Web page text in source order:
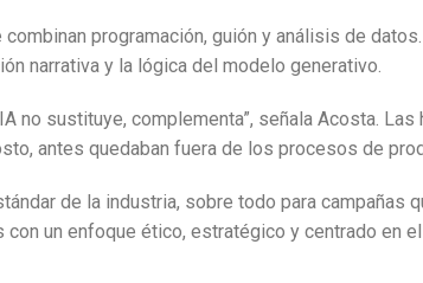
programación, guión y análisis de
narrativa y la lógica del modelo generativo.
no sustituye, complementa”, señala Acosta.
antes quedaban fuera de los procesos de
de la industria, sobre todo para campañas
un enfoque ético, estratégico y centrado en